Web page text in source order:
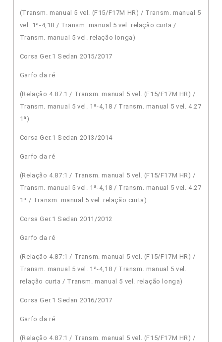
(Transm. manual 5 vel. (F15/F17M HR) / Transm. manual 5
vel. 1ª-4,18 / Transm. manual 5 vel. relação curta /
Transm. manual 5 vel. relação longa)
Corsa Ger.1 Sedan 2015/2017
Garfo da ré
(Relação 4.87:1 / Transm. manual 5 vel. (F15/F17M HR) /
Transm. manual 5 vel. 1ª-4,18 / Transm. manual 5 vel. 4.27
1ª)
Corsa Ger.1 Sedan 2013/2014
Garfo da ré
(Relação 4.87:1 / Transm. manual 5 vel. (F15/F17M HR) /
Transm. manual 5 vel. 1ª-4,18 / Transm. manual 5 vel. 4.27
1ª / Transm. manual 5 vel. relação curta)
Corsa Ger.1 Sedan 2011/2012
Garfo da ré
(Relação 4.87:1 / Transm. manual 5 vel. (F15/F17M HR) /
Transm. manual 5 vel. 1ª-4,18 / Transm. manual 5 vel.
relação curta / Transm. manual 5 vel. relação longa)
Corsa Ger.1 Sedan 2016/2017
Garfo da ré
(Relação 4.87:1 / Transm. manual 5 vel. (F15/F17M HR) /